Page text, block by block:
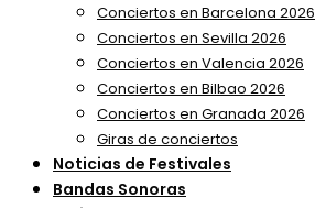
Conciertos en Barcelona 2026
Conciertos en Sevilla 2026
Conciertos en Valencia 2026
Conciertos en Bilbao 2026
Conciertos en Granada 2026
Giras de conciertos
Noticias de Festivales
Bandas Sonoras